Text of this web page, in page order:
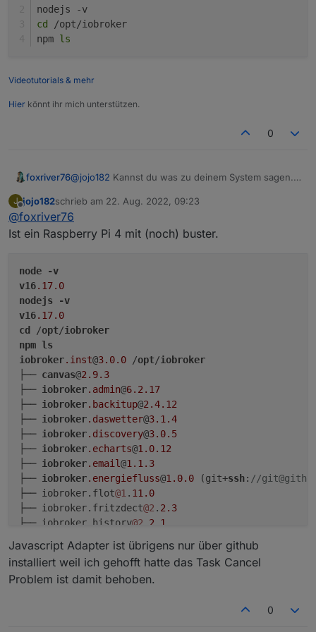
mir im Log nichts an, deshalb hatte ich gehofft ich
bekomm es mit dem puppeteer Adapter wieder ans
laufen.
nodejs -v
cd
/opt/iobroker
npm ls
Videotutorials & mehr
Hier könnt ihr mich unterstützen.
0
foxriver76@jojo182 Kannst du was zu deinem System sagen.
node -v
nodejs -v
cd /opt/iobroker
J
Offline
jojo182schrieb am 22. Aug. 2022, 09:23
zuletzt editiert von
@foxriver76
Ist ein Raspberry Pi 4 mit (noch) buster.
node
-v
v16.17.0
nodejs
-v
v16.17.0
cd
/opt/iobroker
npm ls
iobroker.inst@3.0.0 /opt/iobroker
├── canvas@2.9.3
├── iobroker.admin@6.2 .17
├── iobroker.backitup@2.4.12
├── iobroker.daswetter@3.1 .4
├── iobroker.discovery@3.0.5
├── iobroker.echarts@1.0.12
├── iobroker.email@1.1 .3
├── iobroker.energiefluss@1.0.0 (git+ssh: //
├── iobroker.flot@1 . 11.0
├── iobroker.fritzdect@2 . 2.3
├── iobroker.history@2
2.1
├── iobroker.husq-automower@1 .1.2 (git+ssh:
├── iobroker.info@1.9.19
├── iobroker.jarvis@3.0.13
Javascript Adapter ist übrigens nur über github
installiert weil ich gehofft hatte das Task Cancel
Problem ist damit behoben.
0